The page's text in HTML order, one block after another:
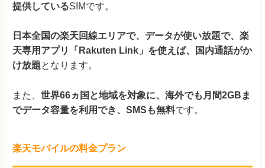
提供しているSIMです。
日本全国の楽天回線エリアで、データが使い放題で、楽
天専用アプリ「Rakuten Link」を使えば、国内通話がか
け放題となります。
また、 世界66ヵ国と地域を対象に、海外でも月間2GBま
でデータ容量を利用でき、SMSも無料です。
楽天モバイルの料金プラン